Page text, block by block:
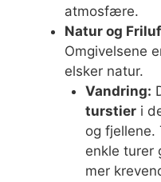
atmosfære.
Natur og
Omgivelsene
elsker natur.
Vandring:
turstieri
og fjellene.
enkle turer
mer